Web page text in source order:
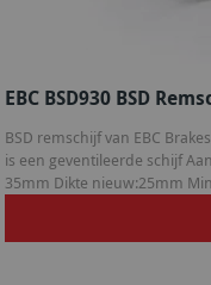
EBC BSD930 BSD
BSD remschijf van EBC
is een geventileerde schijf
35mm Dikte nieuw:25mm